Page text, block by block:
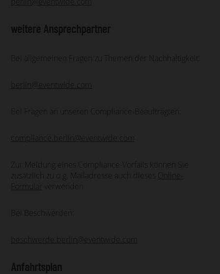
weitere Ansprechpartner
Bei allgemeinen Fragen zu Themen der Nachhaltigkeit:
berlin@eventwide.com
Bei Fragen an unseren Compliance-Beauftragten:
compliance.berlin@eventwide.com
Zur Meldung eines Compliance-Vorfalls können Sie
zusätzlich zu o.g. Mailadresse auch dieses
Online-
Formular
verwenden
Bei Beschwerden:
beschwerde.berlin@eventwide.com
Anfahrtsplan